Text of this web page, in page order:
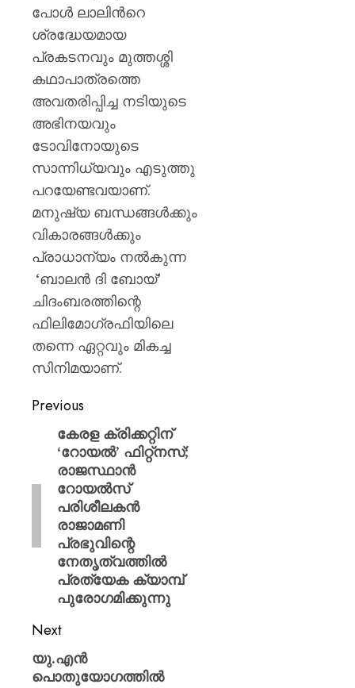
പോൾ ലാലിൻറെ
ശ്രദ്ധേയമായ
പ്രകടനവും മുത്തശ്ശി
കഥാപാത്രത്തെ
അവതരിപ്പിച്ച നടിയുടെ
അഭിനയവും
ടോവിനോയുടെ
സാന്നിധ്യവും എടുത്തു
പറയേണ്ടവയാണ്.
മനുഷ്യ ബന്ധങ്ങൾക്കും
വികാരങ്ങൾക്കും
പ്രാധാന്യം നൽകുന്ന
‘ബാലൻ ദി ബോയ്’
ചിദംബരത്തിന്റെ
ഫിലിമോഗ്രഫിയിലെ
തന്നെ ഏറ്റവും മികച്ച
സിനിമയാണ്.
Previous
കേരള ക്രിക്കറ്റിന്
‘റോയൽ’ ഫിറ്റ്നസ്;
രാജസ്ഥാൻ
റോയൽസ്
പരിശീലകൻ
രാജാമണി
പ്രഭുവിന്റെ
നേതൃത്വത്തിൽ
പ്രത്യേക ക്യാമ്പ്
പുരോഗമിക്കുന്നു
Next
യു.എൻ
പൊതുയോഗത്തിൽ